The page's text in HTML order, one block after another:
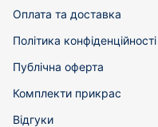
Оплата та доставка
Політика конфіденційності
Публічна оферта
Комплекти прикрас
Відгуки